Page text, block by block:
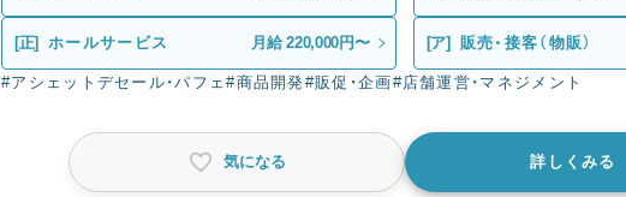
[正] ホールサービス 月給 220,000円〜 [ア] 販売・接客（物販）
#アシェットデセール・パフェ#商品開発#販促・企画#店舗運営・マネジメント
気になる 詳しくみる